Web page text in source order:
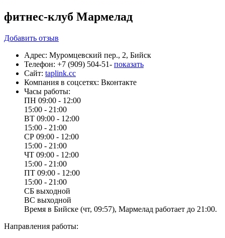
фитнес-клуб Мармелад
Добавить отзыв
Адрес: Муромцевский пер., 2, Бийск
Телефон: +7 (909) 504-51- показать
Сайт: taplink.cc
Компания в соцсетях: Вконтакте
Часы работы:
ПН 09:00 - 12:00
15:00 - 21:00
ВТ 09:00 - 12:00
15:00 - 21:00
СР 09:00 - 12:00
15:00 - 21:00
ЧТ 09:00 - 12:00
15:00 - 21:00
ПТ 09:00 - 12:00
15:00 - 21:00
СБ выходной
ВС выходной
Время в Бийске (чт, 09:57), Мармелад работает до 21:00.
Направления работы: